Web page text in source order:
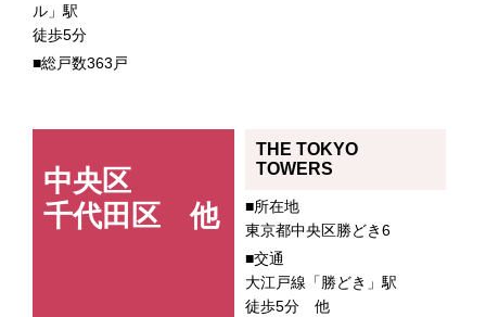
ル」駅
徒歩5分
■総戸数363戸
中央区
千代田区 他
THE TOKYO
TOWERS
■所在地
東京都中央区勝どき6
■交通
大江戸線「勝どき」駅
徒歩5分 他